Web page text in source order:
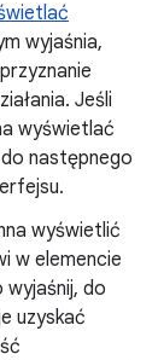
wyjaśnia,
Jeśli
wyświetlać
następnego
wyświetlić
w elemencie
wyjaśnij, do
uzyskać